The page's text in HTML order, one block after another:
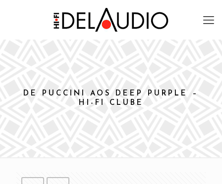
DE PUCCINI AOS DEEP PURPLE –
HI-FI CLUBE